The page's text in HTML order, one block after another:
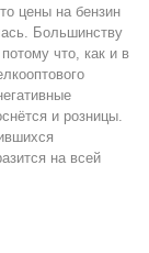
цены на бензин
Большинству
что, как и в
и розницы.
на всей